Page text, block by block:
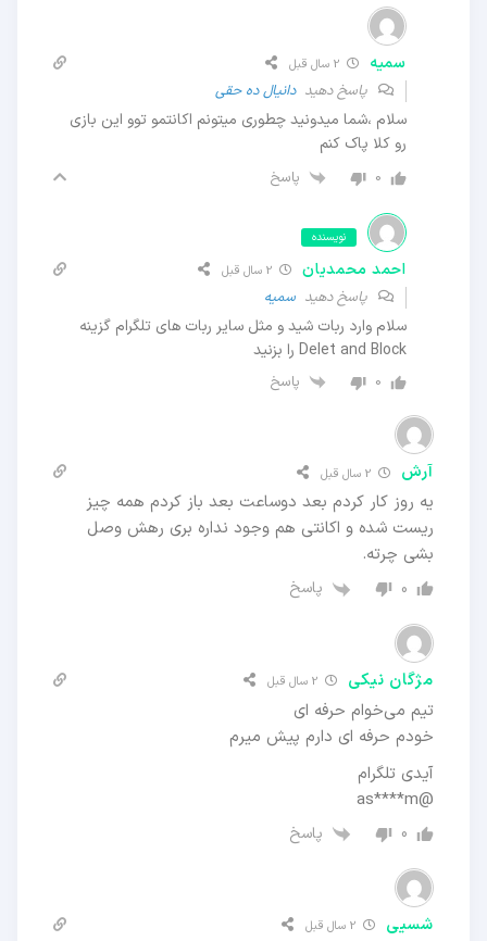
سمیه 2 سال قبل
پاسخ دهیددانیال ده حقی
سلام ،شما میدونید چطوری میتونم اکانتمو توو این بازی
رو کلا پاک کنم
0 پاسخ
نویسنده
احمد محمدیان
پاسخ دهیدسمیه
سلام وارد ربات شید و مثل سایر ربات های تلگرام گزینه
Delet and Block را بزنید
0 پاسخ
آرش 2 سال قبل
یه روز کار کردم بعد دوساعت بعد باز کردم همه چیز
ریست شده و اکانتی هم وجود نداره بری رهش وصل
بشی چرته.
0 پاسخ
مژگان نیکی 2 سال قبل
تیم می‌خوام حرفه ای
خودم حرفه ای دارم پیش میرم
آیدی تلگرام
@as****m
0 پاسخ
شسیی 2 سال قبل